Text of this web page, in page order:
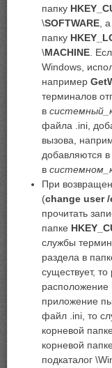
папку
\SOFTWARE ,
папку
\MACHINE .
Windows,
например
терминалов
в
файла .ini,
вызова,
добавляются
в
При
(change user /
прочитать
папке
службы
раздела в
существует,
расположение
приложение
файл .ini, то
корневой
корневой
подкаталог